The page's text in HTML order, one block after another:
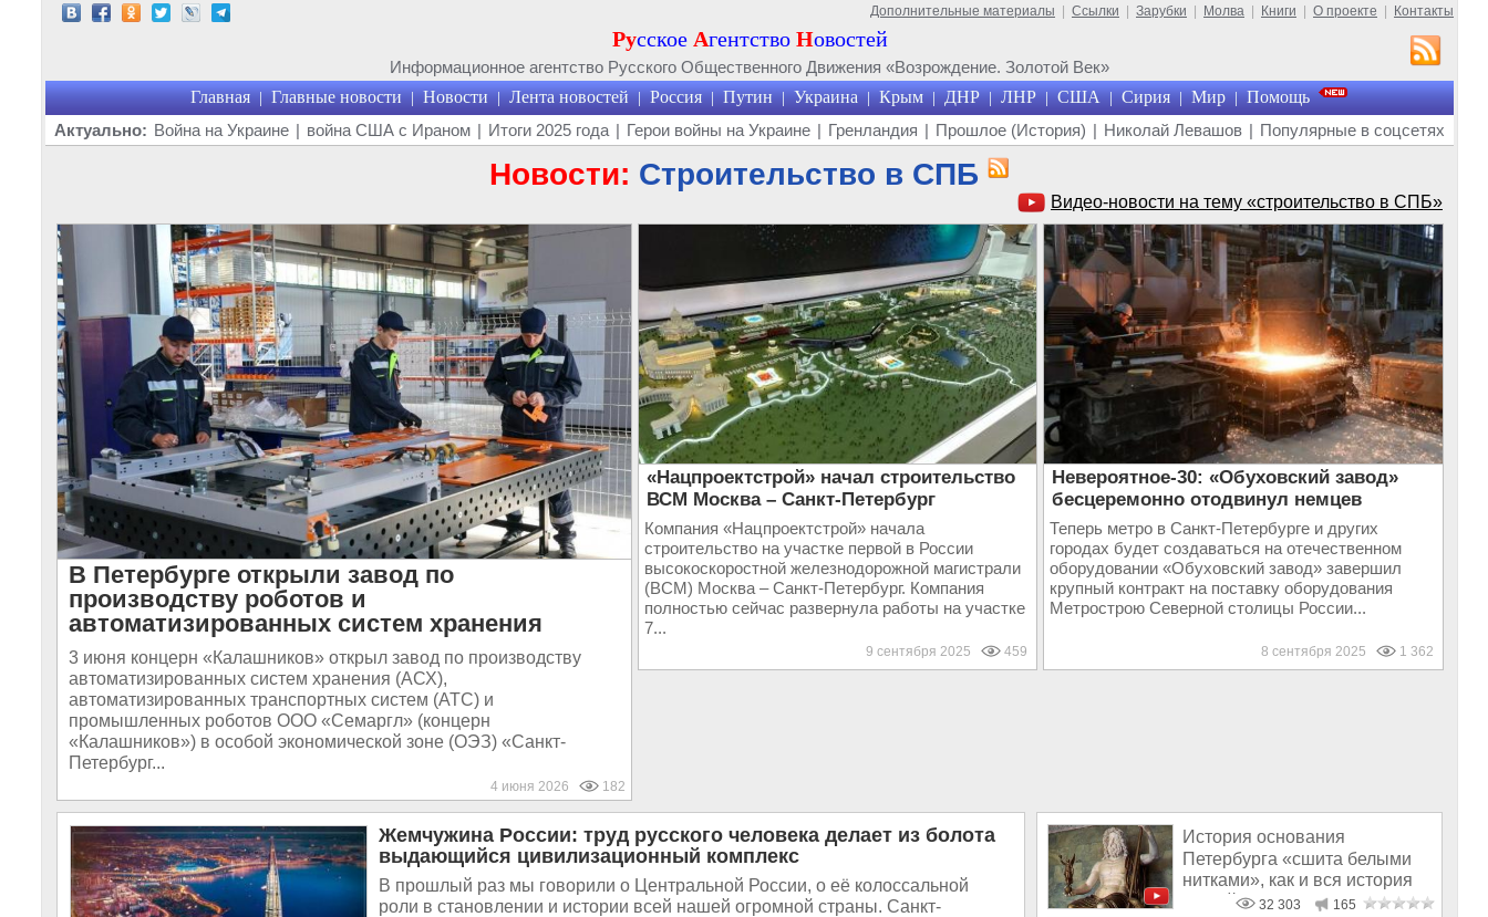
Дополнительные материалы Ссылки Зарубки Молва Книги О проекте Контакты
Русское Агентство Новостей
Информационное агентство Русского Общественного Движения «Возрождение. Золотой Век»
Главная | Главные новости | Новости | Лента новостей | Россия | Путин | Украина | Крым | ДНР | ЛНР | США | Сирия | Мир | Помощь
Актуально: Война на Украине | война США с Ираном | Итоги 2025 года | Герои войны на Украине | Гренландия | Прошлое (История) | Николай Левашов | Популярные в соцсетях
Новости: Строительство в СПБ
Видео-новости на тему «строительство в СПБ»
В Петербурге открыли завод по
производству роботов и
автоматизированных систем хранения
3 июня концерн «Калашников» открыл завод по производству
автоматизированных систем хранения (АСХ),
автоматизированных транспортных систем (АТС) и
промышленных роботов ООО «Семаргл» (концерн
«Калашников») в особой экономической зоне (ОЭЗ) «Санкт-
Петербург...
4 июня 2026 182
«Нацпроектстрой» начал строительство
ВСМ Москва – Санкт-Петербург
Компания «Нацпроектстрой» начала
строительство на участке первой в России
высокоскоростной железнодорожной магистрали
(ВСМ) Москва – Санкт-Петербург. Компания
полностью сейчас развернула работы на участке
7...
9 сентября 2025 459
Невероятное-30: «Обуховский завод»
бесцеремонно отодвинул немцев
Теперь метро в Санкт-Петербурге и других
городах будет создаваться на отечественном
оборудовании «Обуховский завод» завершил
крупный контракт на поставку оборудования
Метрострою Северной столицы России...
8 сентября 2025 1 362
Жемчужина России: труд русского человека делает из болота
выдающийся цивилизационный комплекс
В прошлый раз мы говорили о Центральной России, о её колоссальной
роли в становлении и истории всей нашей огромной страны. Санкт-
История основания
Петербурга «сшита белыми
нитками», как и вся история
нашей цивили
32 303 165